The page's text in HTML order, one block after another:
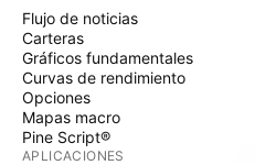
Flujo de noticias
Carteras
Gráficos fundamentales
Curvas de rendimiento
Opciones
Mapas macro
Pine Script®
APLICACIONES